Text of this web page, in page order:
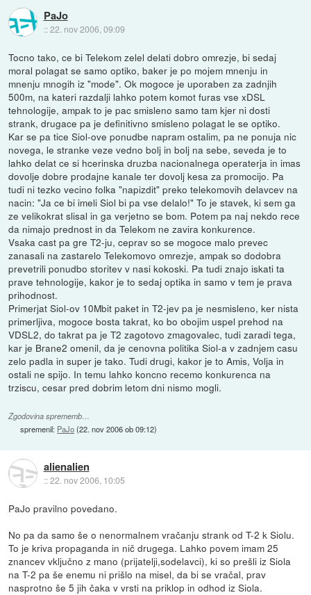
PaJo
::22. nov 2006, 09:09
Tocno tako, ce bi Telekom zelel delati dobro omrezje, bi sedaj
moral polagat se samo optiko, baker je po mojem mnenju in
mnenju mnogih iz "mode". Ok mogoce je uporaben za zadnjih
500m, na kateri razdalji lahko potem komot furas vse xDSL
tehnologije, ampak to je pac smisleno samo tam kjer ni dosti
strank, drugace pa je definitivno smisleno polagat le se optiko.
Kar se pa tice Siol-ove ponudbe napram ostalim, pa ne ponuja nic
novega, le stranke veze vedno bolj in bolj na sebe, seveda je to
lahko delat ce si hcerinska druzba nacionalnega operaterja in imas
dovolje dobre prodajne kanale ter dovolj kesa za promocijo. Pa
tudi ni tezko vecino folka "napizdit" preko telekomovih delavcev na
nacin: "Ja ce bi imeli Siol bi pa vse delalo!" To je stavek, ki sem ga
ze velikokrat slisal in ga verjetno se bom. Potem pa naj nekdo rece
da nimajo prednost in da Telekom ne zavira konkurence.
Vsaka cast pa gre T2-ju, ceprav so se mogoce malo prevec
zanasali na zastarelo Telekomovo omrezje, ampak so dodobra
prevetrili ponudbo storitev v nasi kokoski. Pa tudi znajo iskati ta
prave tehnologije, kakor je to sedaj optika in samo v tem je prava
prihodnost.
Primerjat Siol-ov 10Mbit paket in T2-jev pa je nesmisleno, ker nista
primerljiva, mogoce bosta takrat, ko bo obojim uspel prehod na
VDSL2, do takrat pa je T2 zagotovo zmagovalec, tudi zaradi tega,
kar je Brane2 omenil, da je cenovna politika Siol-a v zadnjem casu
zelo padla in super je tako. Tudi drugi, kakor je to Amis, Volja in
ostali ne spijo. In temu lahko koncno recemo konkurenca na
trziscu, cesar pred dobrim letom dni nismo mogli.
Zgodovina sprememb…
spremenil: PaJo(22. nov 2006 ob 09:12)
alienalien
::22. nov 2006, 10:05
PaJo pravilno povedano.
No pa da samo še o nenormalnem vračanju strank od T-2 k Siolu.
To je kriva propaganda in nič drugega. Lahko povem imam 25
znancev vključno z mano (prijatelji,sodelavci), ki so prešli iz Siola
na T-2 pa še enemu ni prišlo na misel, da bi se vračal, prav
nasprotno še 5 jih čaka v vrsti na priklop in odhod iz Siola.